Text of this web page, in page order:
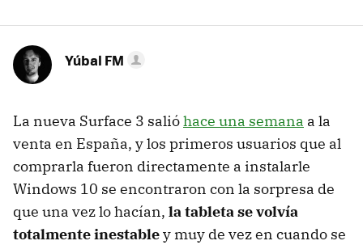
Yúbal FM
La nueva Surface 3 salióhace una semana a la
venta en España, y los primeros usuarios que al
comprarla fueron directamente a instalarle
Windows 10 se encontraron con la sorpresa de
que una vez lo hacían, la tableta se volvía
totalmente inestabley muy de vez en cuando se